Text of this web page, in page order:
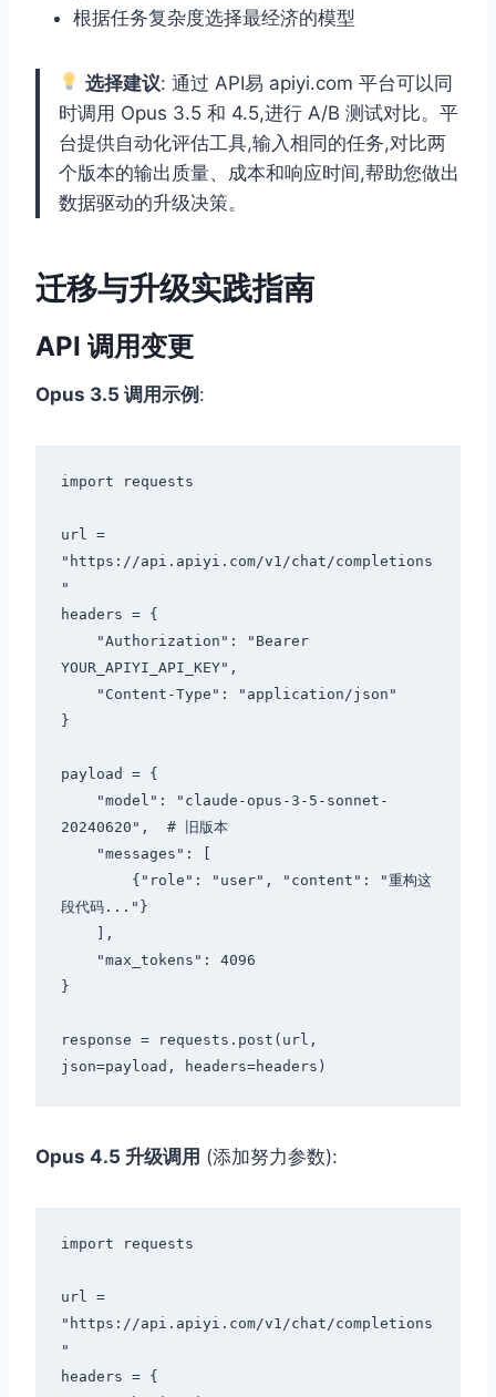
根据任务复杂度选择最经济的模型
选择建议: 通过 API易 apiyi.com 平台可以同
时调用 Opus 3.5 和 4.5,进行 A/B 测试对比。平
台提供自动化评估工具,输入相同的任务,对比两
个版本的输出质量、成本和响应时间,帮助您做出
数据驱动的升级决策。
迁移与升级实践指南
API 调用变更
Opus 3.5 调用示例 :
import requests
url =
"https://api.apiyi.com/v1/chat/completions
"
headers = {
YOUR_APIYI_API_KEY",
}
payload = {
20240620",  # 旧版本
段代码..."}
}
response = requests.post(url,
Opus 4.5 升级调用 (添加努力参数):
import requests
url =
"https://api.apiyi.com/v1/chat/completions
"
headers = {